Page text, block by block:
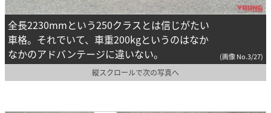
全長2230mmという250クラスとは信じがたい
車格。それでいて、車重200kgというのはなか
なかのアドバンテージに違いない。
(画像 No.3/27)
縦スクロールで次の写真へ